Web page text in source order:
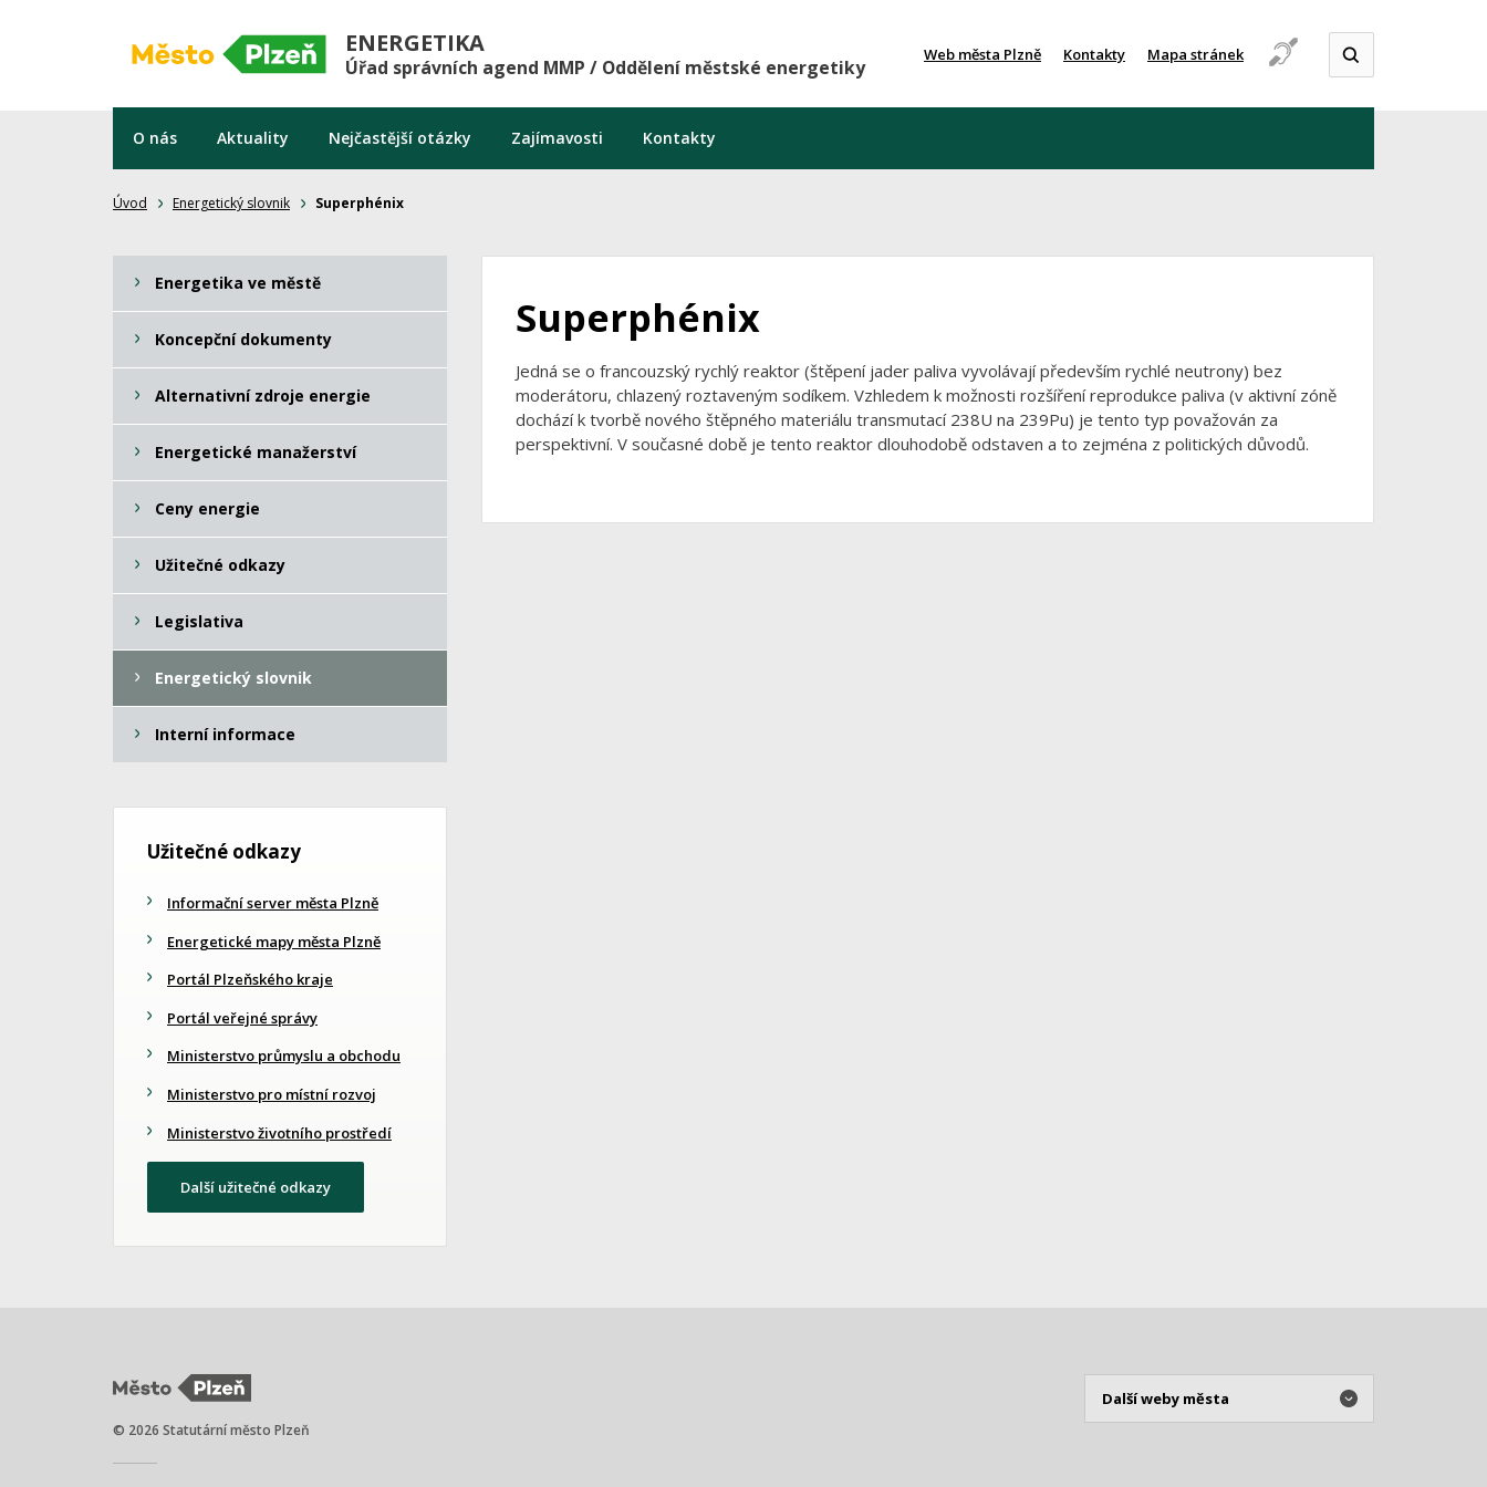
ENERGETIKA
Úřad správních agend MMP / Oddělení městské energetiky
Web města Plzně Kontakty Mapa stránek
O nás Aktuality Nejčastější otázky Zajímavosti Kontakty
Úvod Energetický slovnik Superphénix
Superphénix
Jedná se o francouzský rychlý reaktor (štěpení jader paliva vyvolávají především rychlé neutrony) bez
moderátoru, chlazený roztaveným sodíkem. Vzhledem k možnosti rozšíření reprodukce paliva (v aktivní zóně
dochází k tvorbě nového štěpného materiálu transmutací 238U na 239Pu) je tento typ považován za
perspektivní. V současné době je tento reaktor dlouhodobě odstaven a to zejména z politických důvodů.
Energetika ve městě
Koncepční dokumenty
Alternativní zdroje energie
Energetické manažerství
Ceny energie
Užitečné odkazy
Legislativa
Energetický slovnik
Interní informace
Užitečné odkazy
Informační server města Plzně
Energetické mapy města Plzně
Portál Plzeňského kraje
Portál veřejné správy
Ministerstvo průmyslu a obchodu
Ministerstvo pro místní rozvoj
Ministerstvo životního prostředí
Další užitečné odkazy
© 2026 Statutární město Plzeň